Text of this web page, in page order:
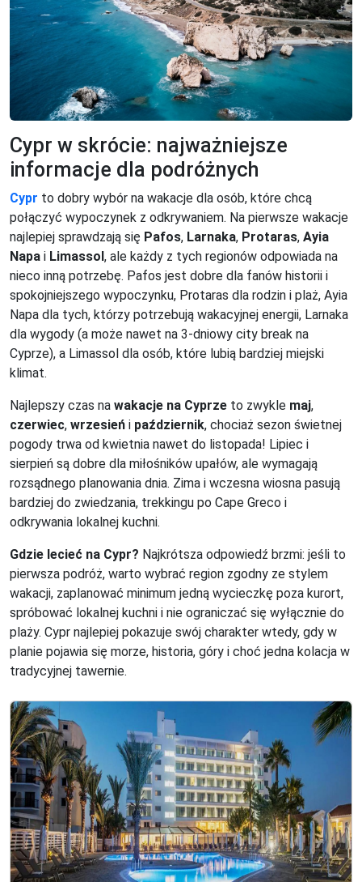
Cypr w skrócie: najważniejsze
informacje dla podróżnych
Cypr to dobry wybór na wakacje dla osób, które chcą
połączyć wypoczynek z odkrywaniem. Na pierwsze wakacje
najlepiej sprawdzają się Pafos, Larnaka, Protaras, Ayia
Napa i Limassol, ale każdy z tych regionów odpowiada na
nieco inną potrzebę. Pafos jest dobre dla fanów historii i
spokojniejszego wypoczynku, Protaras dla rodzin i plaż, Ayia
Napa dla tych, którzy potrzebują wakacyjnej energii, Larnaka
dla wygody (a może nawet na 3-dniowy city break na
Cyprze), a Limassol dla osób, które lubią bardziej miejski
klimat.
Najlepszy czas na wakacje na Cyprze to zwykle maj,
czerwiec, wrzesień i październik, chociaż sezon świetnej
pogody trwa od kwietnia nawet do listopada! Lipiec i
sierpień są dobre dla miłośników upałów, ale wymagają
rozsądnego planowania dnia. Zima i wczesna wiosna pasują
bardziej do zwiedzania, trekkingu po Cape Greco i
odkrywania lokalnej kuchni.
Gdzie lecieć na Cypr? Najkrótsza odpowiedź brzmi: jeśli to
pierwsza podróż, warto wybrać region zgodny ze stylem
wakacji, zaplanować minimum jedną wycieczkę poza kurort,
spróbować lokalnej kuchni i nie ograniczać się wyłącznie do
plaży. Cypr najlepiej pokazuje swój charakter wtedy, gdy w
planie pojawia się morze, historia, góry i choć jedna kolacja w
tradycyjnej tawernie.